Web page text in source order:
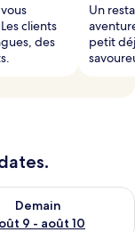
clients
des
Un
petit
août 9
Demain
9 - août 10
disponibilité pour